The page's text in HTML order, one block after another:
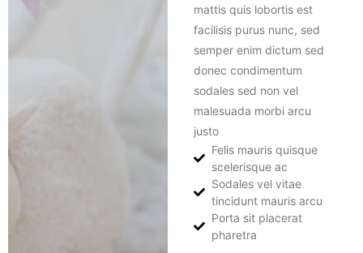
mattis quis lobortis est
facilisis purus nunc, sed
semper enim dictum sed
donec condimentum
sodales sed non vel
malesuada morbi arcu
justo
Felis mauris quisque
scelerisque ac
Sodales vel vitae
tincidunt mauris arcu
Porta sit placerat
pharetra